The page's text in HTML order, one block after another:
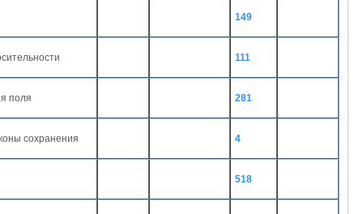
149
111
поля 281
сохранения 4
518